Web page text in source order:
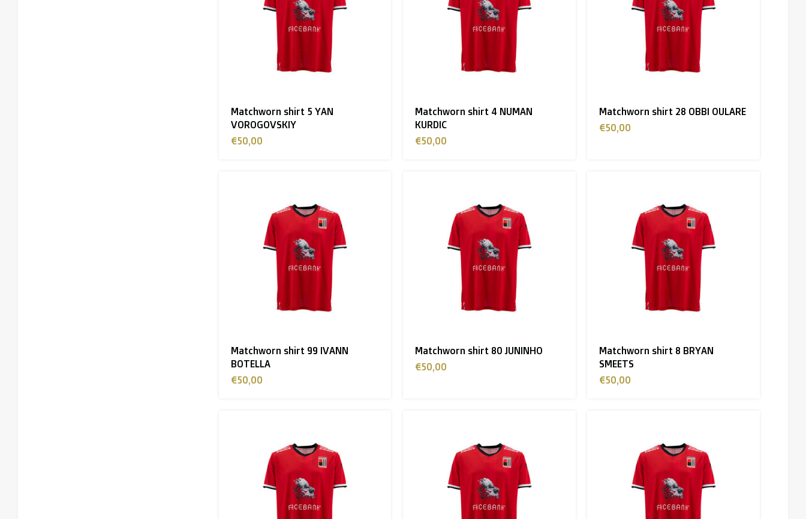
Matchworn shirt 5 YAN
VOROGOVSKIY
€50,00
Matchworn shirt 4 NUMAN
KURDIC
€50,00
Matchworn shirt 28 OBBI OULARE
€50,00
Matchworn shirt 99 IVANN
BOTELLA
€50,00
Matchworn shirt 80 JUNINHO
€50,00
Matchworn shirt 8 BRYAN
SMEETS
€50,00